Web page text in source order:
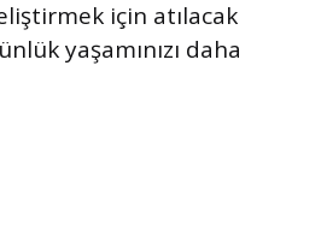
için atılacak
yaşamınızı daha